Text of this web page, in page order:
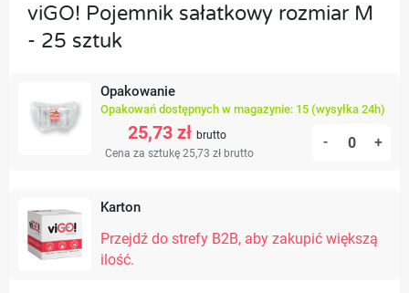
viGO! Pojemnik sałatkowy rozmiar M
- 25 sztuk
Opakowanie
Opakowań dostępnych w magazynie: 15 (wysyłka 24h)
25,73 zł brutto
Cena za sztukę 25,73 zł brutto
- +
Karton
Przejdź do strefy B2B, aby zakupić większą
ilość.